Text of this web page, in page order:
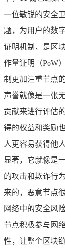
一位敏锐的安全
题，为用户的数
证明机制，是区
作量证明（PoW
制更加注重节点
声誉就像是一张
贡献来进行评估
得的权益和奖励
人更容易获得他
显著，它就像是
的攻击和欺诈行
来的，恶意节点
网络中的安全风
节点积极参与网
性，让整个区块